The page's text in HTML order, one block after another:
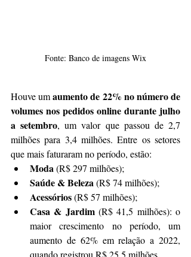
Fonte: Banco de imagens Wix
Houve um aumento de 22% no número de
volumes nos pedidos online durante julho
a setembro, um valor que passou de 2,7
milhões para 3,4 milhões. Entre os setores
que mais faturaram no período, estão:
Moda (R$ 297 milhões);
Saúde & Beleza (R$ 74 milhões);
Acessórios (R$ 57 milhões);
Casa & Jardim (R$ 41,5 milhões): o
maior crescimento no período, um
aumento de 62% em relação a 2022,